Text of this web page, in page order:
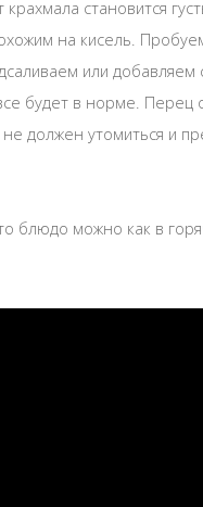
крахмала становится
на кисель.
или добавляем
будет в норме. Перец
должен утомиться и
блюдо можно как в